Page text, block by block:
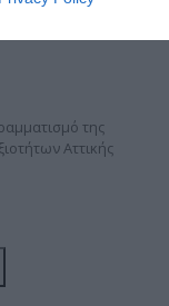
της
Αττικής